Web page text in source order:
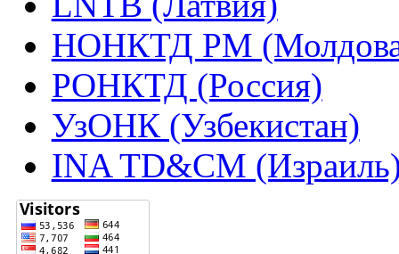
НОНКТД РМ
РОНКТД (Россия)
УзОНК (Узбекистан)
INA TD&CM